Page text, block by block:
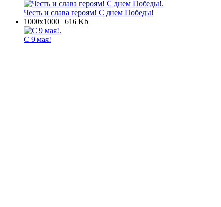
Честь и слава героям! С днем Победы!
1000х1000 | 616 Kb
С 9 мая!